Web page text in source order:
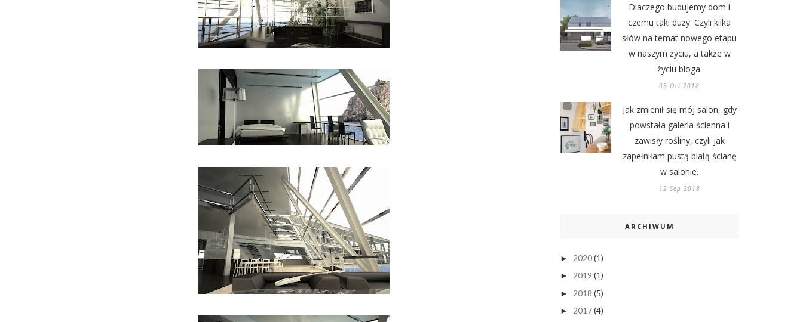
Dlaczego budujemy dom i
czemu taki duży. Czyli kilka
słów na temat nowego etapu
w naszym życiu, a także w
życiu bloga.
03 Oct 2018
Jak zmienił się mój salon, gdy
powstała galeria ścienna i
zawisły rośliny, czyli jak
zapełniłam pustą białą ścianę
w salonie.
12 Sep 2018
ARCHIWUM
► 2020(1)
► 2019 (1)
► 2018 (5)
► 2017(4)